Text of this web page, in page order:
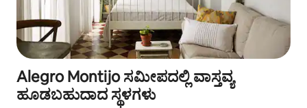
Alegro Montijo ಸಮೀಪದಲ್ಲಿ ವಾಸ್ತವ್ಯ
ಹೂಡಬಹುದಾದ ಸ್ಥಳಗಳು